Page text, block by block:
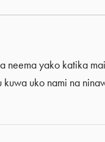
neema yako katika
uko nami na